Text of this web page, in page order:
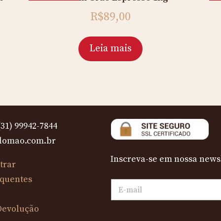
R$89,00
Leia mais
99942-7844
Inscreva-se em nossa